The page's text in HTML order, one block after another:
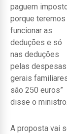
paguem
porque teremos
funcionar as
deduções e só
nas deduções
pelas despesas
gerais
são 250 euros”
disse o ministro.
A proposta vai